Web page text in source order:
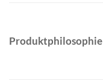
Produktphilosophie